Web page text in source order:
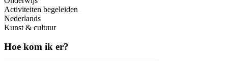
Activiteiten begeleiden
Nederlands
Kunst & cultuur
Hoe kom ik er?